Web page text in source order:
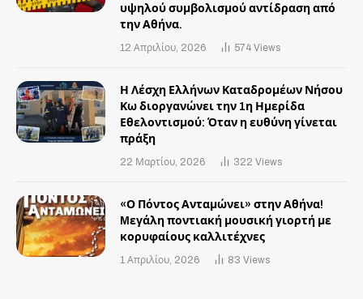
υψηλού συμβολισμού αντίδραση από
την Αθήνα.
12 Απριλίου, 2026 574 Views
Η Λέσχη Ελλήνων Καταδρομέων Νήσου
Κω διοργανώνει την 1η Ημερίδα
Εθελοντισμού: Όταν η ευθύνη γίνεται
πράξη
22 Μαρτίου, 2026 322 Views
«Ο Πόντος Ανταμώνει» στην Αθήνα!
Mεγάλη ποντιακή μουσική γιορτή με
κορυφαίους καλλιτέχνες
1 Απριλίου, 2026 83 Views